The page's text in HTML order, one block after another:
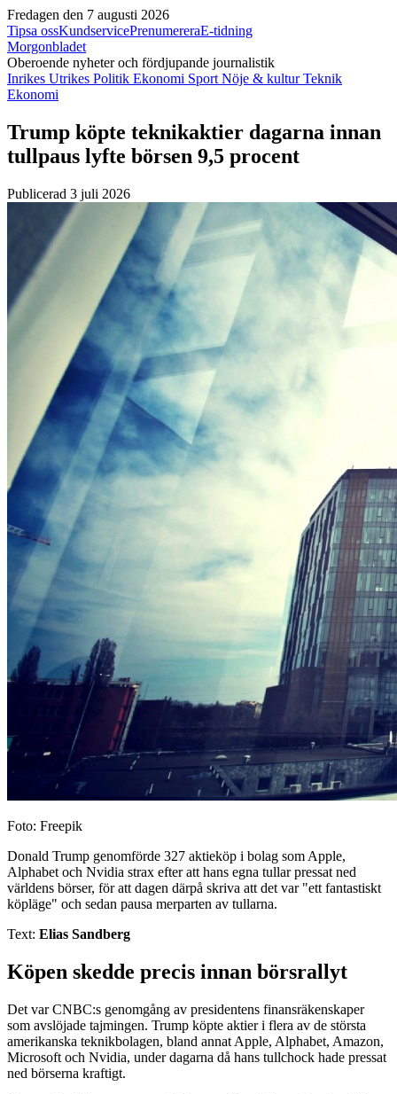
Fredagen den 7 augusti 2026
Tipsa ossKundservicePrenumereraE-tidning
Morgonbladet
Oberoende nyheter och fördjupande journalistik
Inrikes Utrikes Politik Ekonomi Sport Nöje & kulturTeknik
Ekonomi
Trump köpte teknikaktier dagarna innan
tullpaus lyfte börsen 9,5 procent
Publicerad 3 juli 2026
Foto: Freepik
Donald Trump genomförde 327 aktieköp i bolag som Apple,
Alphabet och Nvidia strax efter att hans egna tullar pressat ned
världens börser, för att dagen därpå skriva att det var "ett fantastiskt
köpläge" och sedan pausa merparten av tullarna.
Text: Elias Sandberg
Köpen skedde precis innan börsrallyt
Det var CNBC:s genomgång av presidentens finansräkenskaper
som avslöjade tajmingen. Trump köpte aktier i flera av de största
amerikanska teknikbolagen, bland annat Apple, Alphabet, Amazon,
Microsoft och Nvidia, under dagarna då hans tullchock hade pressat
ned börserna kraftigt.